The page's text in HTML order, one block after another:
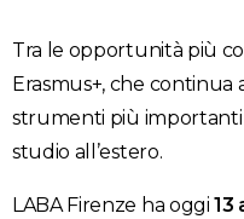
Tra le opportunità più
Erasmus+, che
strumenti più
studio all’estero.
LABA Firenze ha oggi13